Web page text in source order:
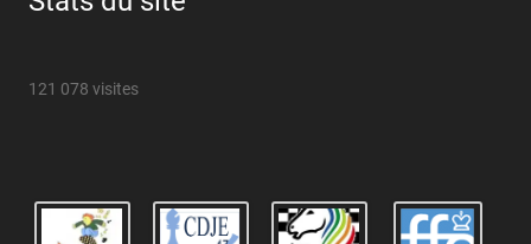
121 078 visites